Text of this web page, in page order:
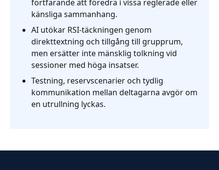
fortfarande att föredra i vissa reglerade eller
känsliga sammanhang.
AI utökar RSI-täckningen genom
direkttextning och tillgång till grupprum,
men ersätter inte mänsklig tolkning vid
sessioner med höga insatser.
Testning, reservscenarier och tydlig
kommunikation mellan deltagarna avgör om
en utrullning lyckas.